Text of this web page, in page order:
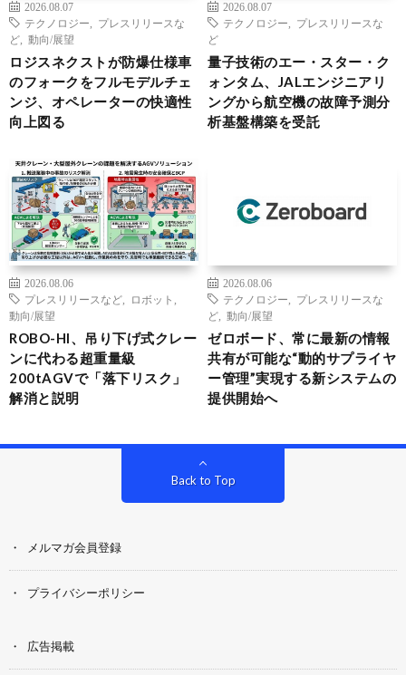
2026.08.07
テクノロジー
プレスリリースな
ど
動向/展望
ロジスネクストが防爆仕様車
のフォークをフルモデルチェ
ンジ、オペレーターの快適性
向上図る
2026.08.07
テクノロジー
プレスリリースな
ど
量子技術のエー・スター・ク
ォンタム、JALエンジニアリ
ングから航空機の故障予測分
析基盤構築を受託
2026.08.06
プレスリリースなど
ロボット
動向/展望
ROBO-HI、吊り下げ式クレー
ンに代わる超重量級
200tAGVで「落下リスク」
解消と説明
2026.08.06
テクノロジー
プレスリリースな
ど
動向/展望
ゼロボード、常に最新の情報
共有が可能な“動的サプライヤ
ー管理”実現する新システムの
提供開始へ
Back to Top
メルマガ会員登録
プライバシーポリシー
広告掲載